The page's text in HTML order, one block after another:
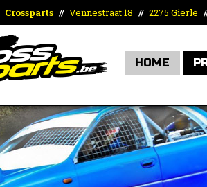
Crossparts // Vennestraat 18 // 2275 Gierle
HOME